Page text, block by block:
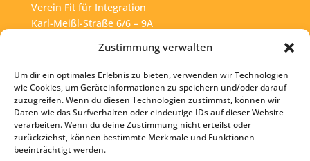
Zustimmung verwalten
Um dir ein optimales Erlebnis zu bieten, verwenden wir Technologien
wie Cookies, um Geräteinformationen zu speichern und/oder darauf
zuzugreifen. Wenn du diesen Technologien zustimmst, können wir
Daten wie das Surfverhalten oder eindeutige IDs auf dieser Website
verarbeiten. Wenn du deine Zustimmung nicht erteilst oder
zurückziehst, können bestimmte Merkmale und Funktionen
beeinträchtigt werden.
Verein Fit für Integration
Karl-Meißl-Straße 6/6 – 9A
Tel:+43 1 925 77 46
Mail: office@fit4int.at
Startseite